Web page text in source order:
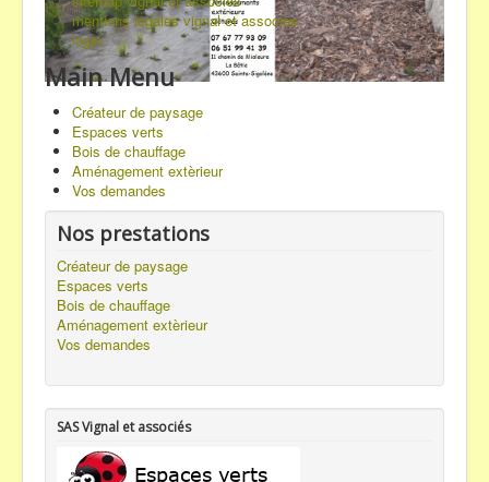
mentions legales vignal et associes
login
Main Menu
Créateur de paysage
Espaces verts
Bois de chauffage
Aménagement extèrieur
Vos demandes
Nos prestations
Créateur de paysage
Espaces verts
Bois de chauffage
Aménagement extèrieur
Vos demandes
SAS Vignal et associés